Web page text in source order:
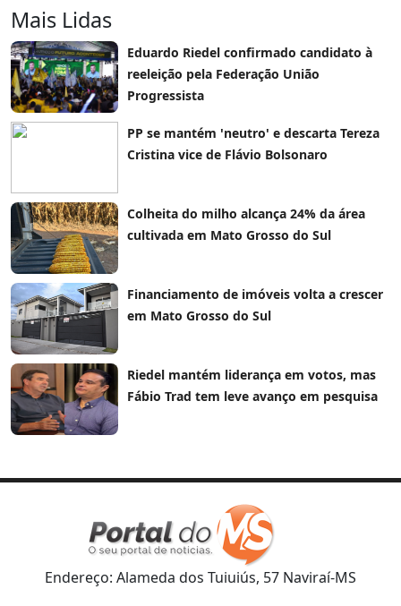
Mais Lidas
Eduardo Riedel confirmado candidato à
reeleição pela Federação União
Progressista
PP se mantém 'neutro' e descarta Tereza
Cristina vice de Flávio Bolsonaro
Colheita do milho alcança 24% da área
cultivada em Mato Grosso do Sul
Financiamento de imóveis volta a crescer
em Mato Grosso do Sul
Riedel mantém liderança em votos, mas
Fábio Trad tem leve avanço em pesquisa
Endereço: Alameda dos Tuiuiús, 57 Naviraí-MS